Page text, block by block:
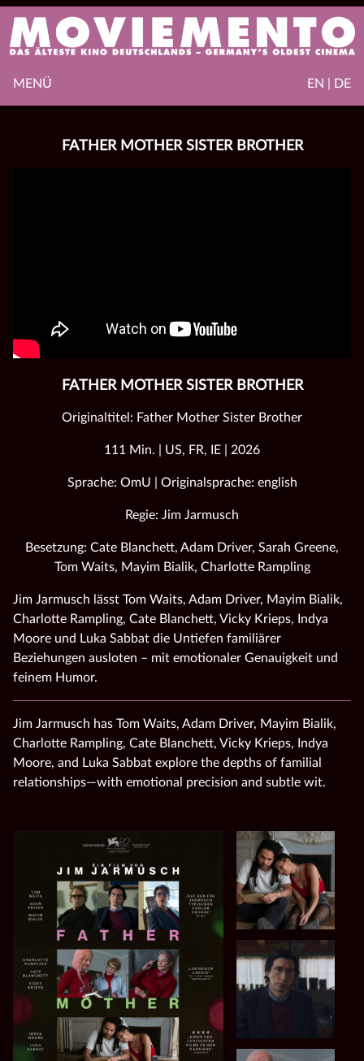
EN | DE
MENÜ
FATHER MOTHER SISTER BROTHER
FATHER MOTHER SISTER BROTHER
Originaltitel: Father Mother Sister Brother
111 Min. | US, FR, IE | 2026
Sprache: OmU | Originalsprache: english
Regie: Jim Jarmusch
Besetzung: Cate Blanchett, Adam Driver, Sarah Greene,
Tom Waits, Mayim Bialik, Charlotte Rampling
Jim Jarmusch lässt Tom Waits, Adam Driver, Mayim Bialik,
Charlotte Rampling, Cate Blanchett, Vicky Krieps, Indya
Moore und Luka Sabbat die Untiefen familiärer
Beziehungen ausloten – mit emotionaler Genauigkeit und
feinem Humor.
Jim Jarmusch has Tom Waits, Adam Driver, Mayim Bialik,
Charlotte Rampling, Cate Blanchett, Vicky Krieps, Indya
Moore, and Luka Sabbat explore the depths of familial
relationships—with emotional precision and subtle wit.